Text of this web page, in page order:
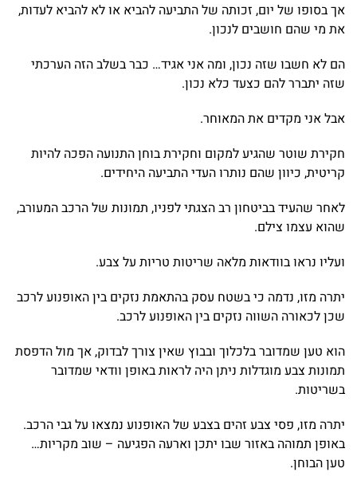
אך בסופו של יום, זכותה של התביעה להביא או לא להביא לעדות,
את מי שהם חושבים לנכון.
הם לא חשבו שזה נכון, ומה אני אגיד… כבר בשלב הזה הערכתי
שזה יתברר להם כצעד כלא נכון.
אבל אני מקדים את המאוחר.
חקירת שוטר שהגיע למקום וחקירת בוחן התנועה הפכה להיות
קריטית, כיוון שהם נותרו העדי התביעה היחידים.
לאחר שהעיד בביטחון רב הצגתי לפניו, תמונות של הרכב המעורב,
שהוא עצמו צילם.
ועליו נראו בוודאות מלאה שריטות טריות על צבע.
יתרה מזו, נדמה כי בשטח עסק בהתאמת נזקים בין האופנוע לרכב
שכן לכאורה השווה נזקים בין האופנוע לרכב.
הוא טען שמדובר בלכלוך ובבוץ שאין צורך לבדוק, אך מול הדפסת
תמונות צבע מוגדלות ניתן היה לראות באופן וודאי שמדובר
בשריטות.
יתרה מזו, פסי צבע זהים בצבע של האופנוע נמצאו על גבי הרכב.
באופן תמוהה באזור שבו יתכן וארעה הפגיעה – שוב מקריות…
טען הבוחן.